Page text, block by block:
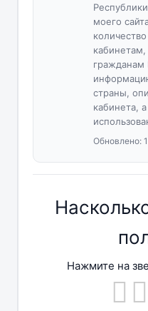
моего
гражданам
страны,
кабинета,
Обновлено:
Нажмите на